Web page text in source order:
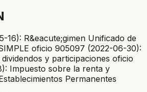
16): R&eacute;gimen Unificado de
oficio 905097 (2022-06-30):
y participaciones oficio
Impuesto sobre la renta y
Permanentes